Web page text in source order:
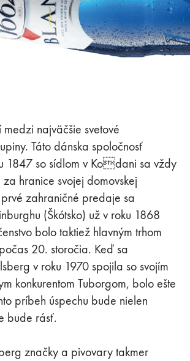
najväčšie svetové
Táto dánska spoločnosť
1847 so sídlom v Kodani sa vždy
hranice svojej domovskej
zahraničné predaje sa
(Škótsko) už v roku 1868
bolo taktiež hlavným trhom
20. storočia. Keď sa
v roku 1970 spojila so svojím
konkurentom Tuborgom, bolo ešte
príbeh úspechu bude nielen
bude rásť.
značky a pivovary takmer